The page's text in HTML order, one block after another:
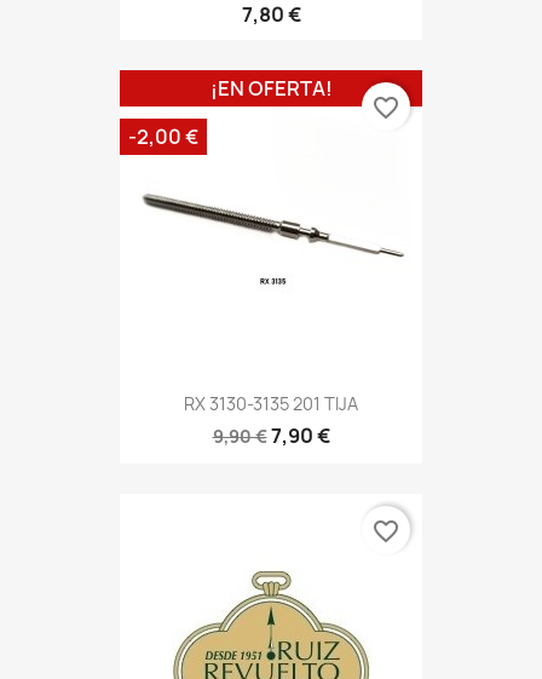
7,80 €
RX 3130-3135 201 TIJA
9,90 €7,90 €
¡EN OFERTA!
-2,00 €
favorite_border
favorite_border